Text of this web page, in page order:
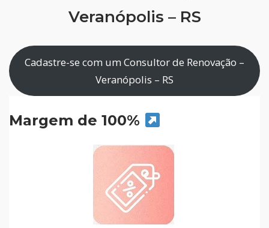
Veranópolis – RS
Cadastre-se com um Consultor de Renovação –
Veranópolis – RS
Margem de 100%